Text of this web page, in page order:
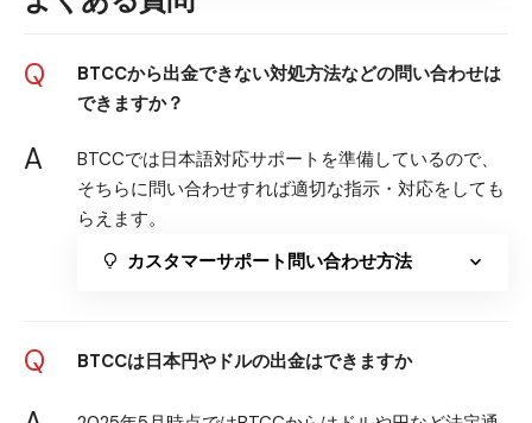
Q
BTCCから出金できない対処方法などの問い合わせは
できますか？
A
BTCCでは日本語対応サポートを準備しているので、
そちらに問い合わせすれば適切な指示・対応をしても
らえます。
カスタマーサポート問い合わせ方法
Q BTCCは日本円やドルの出金はできますか